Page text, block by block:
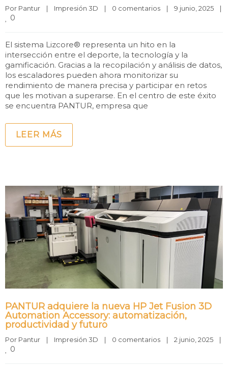
Por Pantur | Impresión 3D | 0 comentarios | 9 junio, 2025 |
0
El sistema Lizcore® representa un hito en la
intersección entre el deporte, la tecnología y la
gamificación. Gracias a la recopilación y análisis de datos,
los escaladores pueden ahora monitorizar su
rendimiento de manera precisa y participar en retos
que les motivan a superarse. En el centro de este éxito
se encuentra PANTUR, empresa que
LEER MÁS
PANTUR adquiere la nueva HP Jet Fusion 3D
Automation Accessory: automatización,
productividad y futuro
Por Pantur | Impresión 3D | 0 comentarios | 2 junio, 2025 |
0